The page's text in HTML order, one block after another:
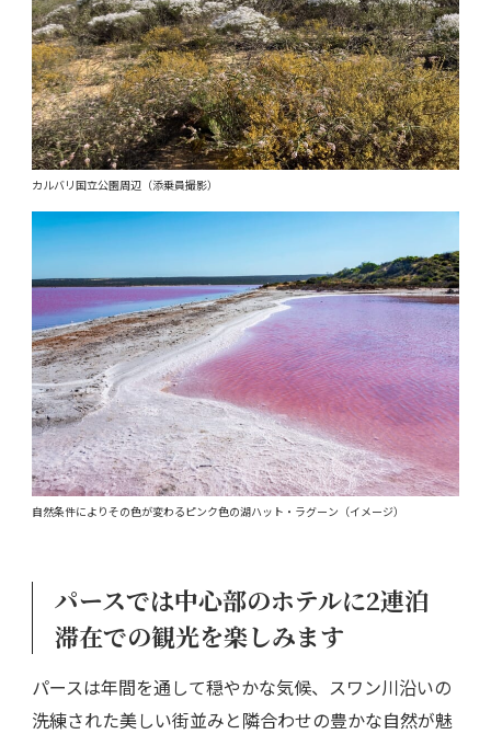
カルバリ国立公園周辺（添乗員撮影）
自然条件によりその色が変わるピンク色の湖ハット・ラグーン（イメージ）
パースでは中心部のホテルに2連泊
滞在での観光を楽しみます
パースは年間を通して穏やかな気候、スワン川沿いの
洗練された美しい街並みと隣合わせの豊かな自然が魅